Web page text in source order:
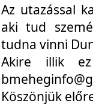
Az utazással
aki tud
tudna vinni
Akire illik
Köszönjük